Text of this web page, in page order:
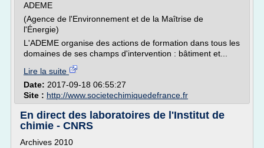
ADEME
(Agence de l'Environnement et de la Maîtrise de
l'Énergie)
L'ADEME organise des actions de formation dans tous les
domaines de ses champs d'intervention : bâtiment et...
Lire la suite
Date: 2017-09-18 06:55:27
Site : http://www.societechimiquedefrance.fr
En direct des laboratoires de l'Institut de
chimie - CNRS
Archives 2010